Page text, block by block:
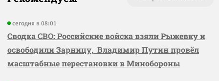
сегодня в 08:01
Сводка СВО: Российские войска взяли Рыжевку и
освободили Зарницу, Владимир Путин провёл
масштабные перестановки в Минобороны